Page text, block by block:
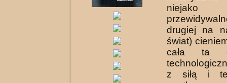
niejako
drugiej na
świat)
cała ta
z siłą i